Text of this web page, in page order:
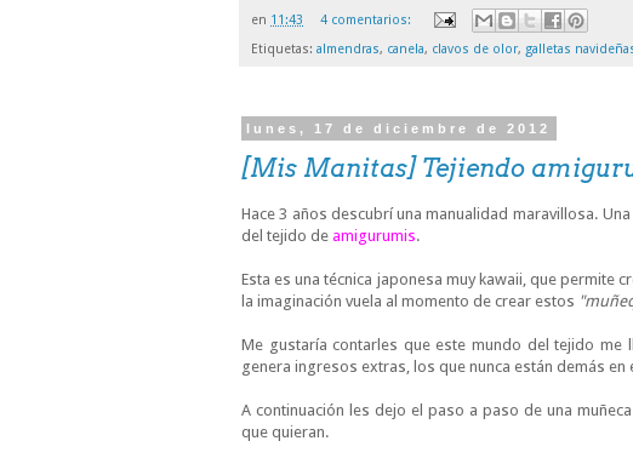
en 11:43
4 comentarios:
Etiquetas: almendras, canela, clavos de olor, galletas
lunes, 17 de diciembre de 2012
[Mis Manitas] Tejiendo
Hace 3 años descubrí una manualidad maravillosa.
del tejido de amigurumis.
Esta es una técnica japonesa muy kawaii, que permite
la imaginación vuela al momento de crear estos
Me gustaría contarles que este mundo del tejido me
genera ingresos extras, los que nunca están demás
A continuación les dejo el paso a paso de una
que quieran.